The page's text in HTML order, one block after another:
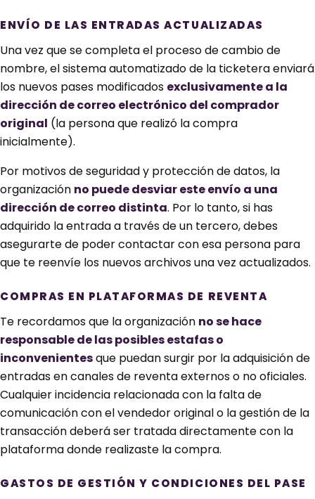
ENVÍO DE LAS ENTRADAS ACTUALIZADAS
Una vez que se completa el proceso de cambio de
nombre, el sistema automatizado de la ticketera enviará
los nuevos pases modificados exclusivamente a la
dirección de correo electrónico del comprador
original (la persona que realizó la compra
inicialmente).
Por motivos de seguridad y protección de datos, la
organización no puede desviar este envío a una
dirección de correo distinta. Por lo tanto, si has
adquirido la entrada a través de un tercero, debes
asegurarte de poder contactar con esa persona para
que te reenvíe los nuevos archivos una vez actualizados.
COMPRAS EN PLATAFORMAS DE REVENTA
Te recordamos que la organización no se hace
responsable de las posibles estafas o
inconvenientesque puedan surgir por la adquisición de
entradas en canales de reventa externos o no oficiales.
Cualquier incidencia relacionada con la falta de
comunicación con el vendedor original o la gestión de la
transacción deberá ser tratada directamente con la
plataforma donde realizaste la compra.
GASTOS DE GESTIÓN Y CONDICIONES DEL PASE